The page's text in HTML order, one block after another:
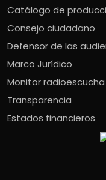
Catálogo de
Consejo ciudadano
Defensor de las
Marco Jurídico
Monitor radioescucha
Transparencia
Estados financieros